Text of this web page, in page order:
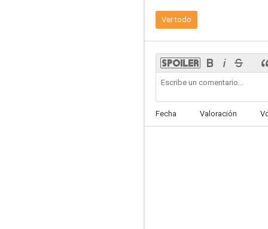
Ver todo
Fecha Valoración